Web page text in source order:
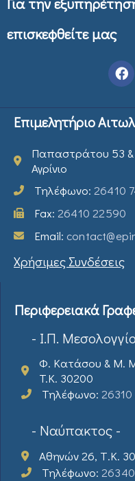
επισκεφθείτε μας
Επιμελητήριο
Παπαστράτου 53 &
Αγρίνιο
Τηλέφωνο: 26410
Fax: 26410 22590
Email:
Χρήσιμες Συνδέσεις
Περιφερειακά
- Ι.Π.
Φ. Κατάσου & Μ.
T.K. 30200
Τηλέφωνο:
- Ναύπακτος -
Αθηνών 26, Τ.Κ.
Τηλέφωνο: